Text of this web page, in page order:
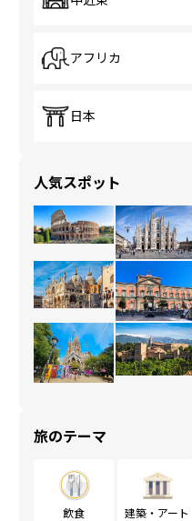
アフリカ
日本
人気スポット
旅のテーマ
飲食 建築・アート